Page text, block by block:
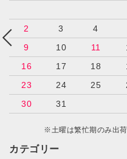
カテゴリー
2
3 4
9
10 11
16
17 18
23
24 25
30
31
※土曜は繁忙期のみ出